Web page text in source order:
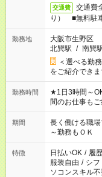
交通費
交通費
り） ■無料駐
勤務地
大阪市生野区
北巽駅 / 南巽
＜選べる勤
をご紹介できま
勤務時間
★1日3時間～
間のお仕事も
庭の都合でお
週最低15時間
期間
長く働ける職
～勤務もＯＫ
特徴 日払いOK / 履
服装自由 / シフ
ソコンスキル